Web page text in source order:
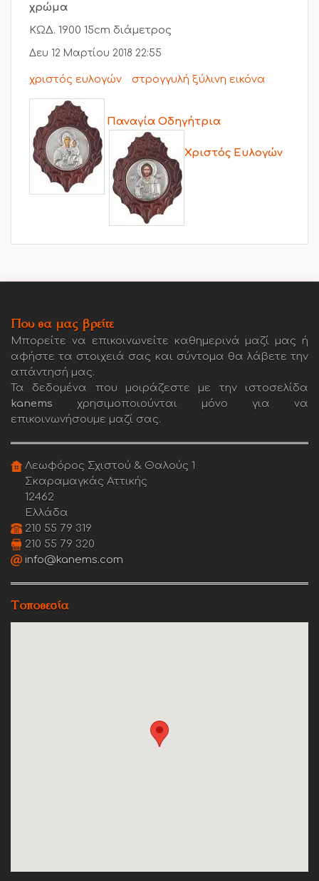
χρώμα
ΚΩΔ. 1900 15cm διάμετρος
Δευ 12 Μαρτίου 2018 22:55
χριστός ευλογών στρογγυλή ξύλινη εικόνα
Παναγία Οδηγήτρια
Χριστός Ευλογών
Που θα μας βρείτε
Μπορείτε να επικοινωνείτε καθημερινά μαζί μας ή
αφήστε τα στοιχειά σας και σύντομα θα λάβετε την
απάντησή μας.
Τα δεδομένα που μοιράζεστε με την ιστοσελίδα
kanems χρησιμοποιούνται μόνο για να
επικοινωνήσουμε μαζί σας.
Λεωφόρος Σχιστού & Θαλούς 1
Σκαραμαγκάς Αττικής
12462
Ελλάδα
210 55 79 319
210 55 79 320
info@kanems.com
Τοποθεσία